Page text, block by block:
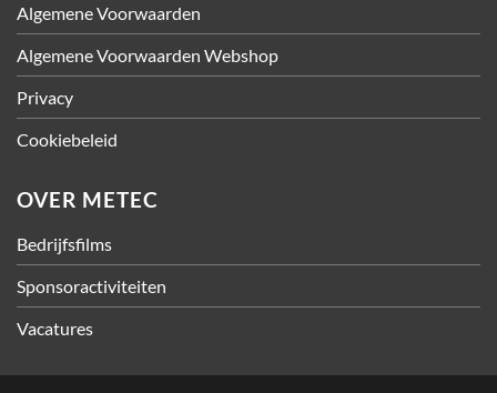
Algemene Voorwaarden
Algemene Voorwaarden Webshop
Privacy
Cookiebeleid
OVER METEC
Bedrijfsfilms
Sponsoractiviteiten
Vacatures